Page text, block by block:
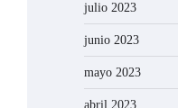
julio 2023
junio 2023
mayo 2023
abril 2023